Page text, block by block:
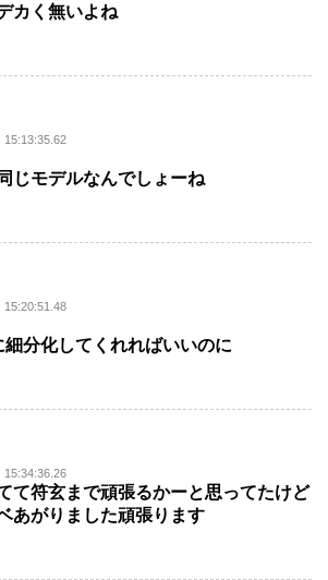
カく無いよね
15:13:35.62
じモデルなんでしょーね
15:20:51.48
分化してくれればいいのに
15:34:36.26
て符玄まで頑張るかーと思ってたけど
あがりました頑張ります